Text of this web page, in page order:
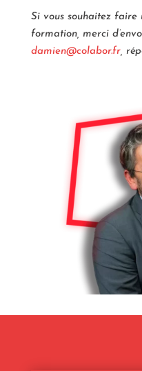
Si vous souhaitez faire
formation, merci
damien@colabor.fr,